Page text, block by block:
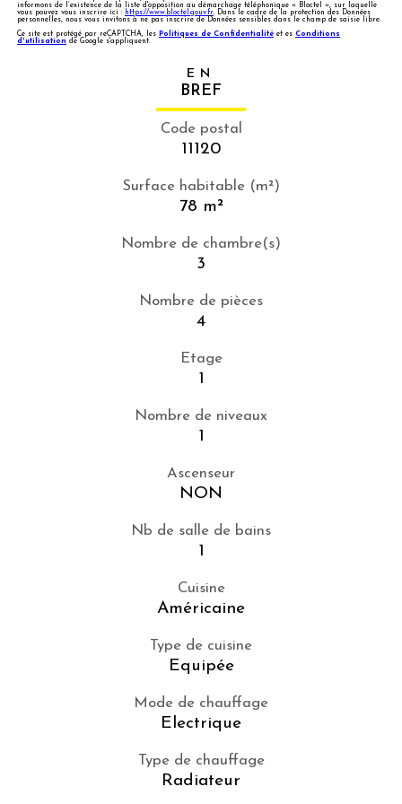
informons de l’existence de la liste d'opposition au démarchage téléphonique « Bloctel », sur laquelle
vous pouvez vous inscrire ici :
https://www.bloctel.gouv.fr. Dans le cadre de la protection des Données
personnelles, nous vous invitons à ne pas inscrire de Données sensibles dans le champ de saisie libre.
Ce site est protégé par reCAPTCHA, les
Politiques de Confidentialité et es Conditions
d'utilisation de Google s'appliquent.
EN
BREF
Code postal
11120
Surface habitable (m²)
78 m²
Nombre de chambre(s)
3
Nombre de pièces
4
Etage
1
Nombre de niveaux
1
Ascenseur
NON
Nb de salle de bains
1
Cuisine
Américaine
Type de cuisine
Equipée
Mode de chauffage
Electrique
Type de chauffage
Radiateur